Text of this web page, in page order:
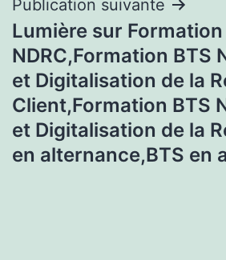
Publication suivante
Lumière sur Formation
NDRC,Formation BTS
et Digitalisation de la
Client,Formation BTS
et Digitalisation de la
en alternance,BTS en